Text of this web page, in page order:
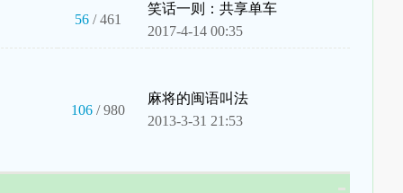
56/ 461
笑话一则：共享单车
2017-4-14 00:35
106/ 980
麻将的闽语叫法
2013-3-31 21:53